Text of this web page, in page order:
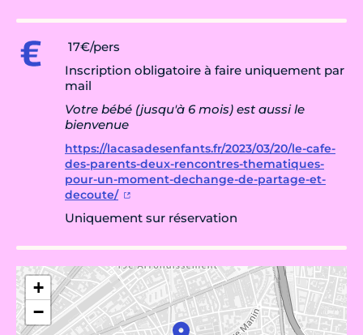
17€/pers
Inscription obligatoire à faire uniquement par
mail
Votre bébé (jusqu'à 6 mois) est aussi le
bienvenue
https://lacasadesenfants.fr/2023/03/20/le-cafe-
des-parents-deux-rencontres-thematiques-
pour-un-moment-dechange-de-partage-et-
decoute/
Uniquement sur réservation
+
−